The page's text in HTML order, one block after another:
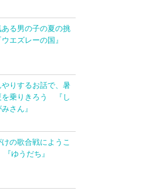
ある男の子の夏の挑
エズレーの国』
やりするお話で、暑
を乗りきろう 『し
さん』
けの歌合戦にようこ
『ゆうだち』